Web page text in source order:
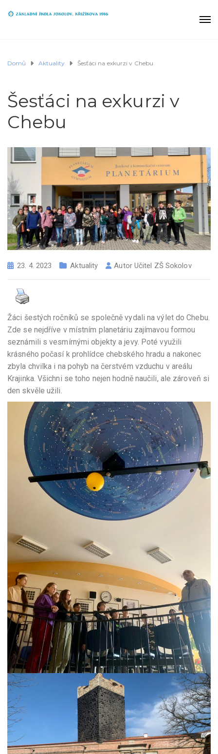
Domů Aktuality Šesťáci na exkurzi v Chebu
Šesťáci na exkurzi v
Chebu
23. 4. 2023 Aktuality Autor Učitel ZŠ Sokolov
Žáci šestých ročníků se společně vydali na výlet do Chebu.
Zde se nejdříve v místním planetáriu zajímavou formou
seznámili s vesmírnými objekty a jevy. Poté využili
krásného počasí k prohlídce chebského hradu a nakonec
zbyla chvilka i na pohyb na čerstvém vzduchu v areálu
Krajinka. Všichni se toho nejen hodně naučili, ale zároveň si
den skvěle užili.